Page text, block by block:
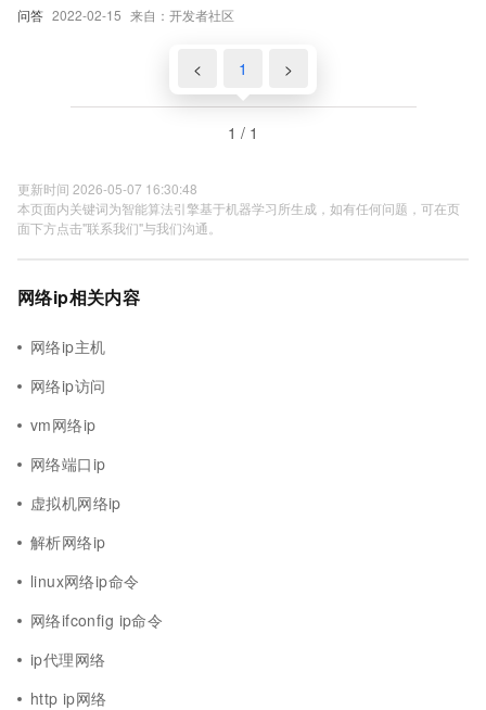
问答 2022-02-15 来自：开发者社区
< 1 >
1 / 1
更新时间 2026-05-07 16:30:48
本页面内关键词为智能算法引擎基于机器学习所生成，如有任何问题，可在页
面下方点击"联系我们"与我们沟通。
网络ip相关内容
网络ip主机
网络ip访问
vm网络ip
网络端口ip
虚拟机网络ip
解析网络ip
linux网络ip命令
网络ifconfig ip命令
ip代理网络
http ip网络